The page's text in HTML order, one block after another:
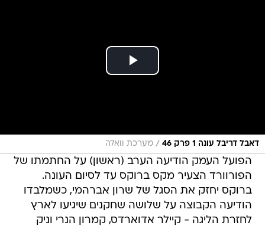
דאבל דריבל עונה 1 פרק 46 / מערכת וואלה
הפועל העמק הודיעה הערב (ראשון) על החתמתו של
הפורוורד הצעיר מקס ברוקס עד לסיום העונה.
ברוקס יחזק את הסגל של שרון אברהמי, כשמלבדו
הודיעה הקבוצה על שלושה שחקנים שיגיעו לארץ
לחזרת הליגה - קיילר אדוארדס, קמרון הנרי וניק